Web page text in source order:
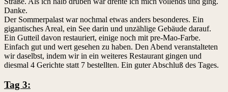
Danke.
Der Sommerpalast war nochmal etwas anders besonderes. Ein
gigantisches Areal, ein See darin und unzählige Gebäude darauf.
Ein Gutteil davon restauriert, einige noch mit pre-Mao-Farbe.
Einfach gut und wert gesehen zu haben. Den Abend veranstalteten
wir daselbst, indem wir in ein weiteres Restaurant gingen und
diesmal 4 Gerichte statt 7 bestellten. Ein guter Abschluß des Tages.
Tag 3: